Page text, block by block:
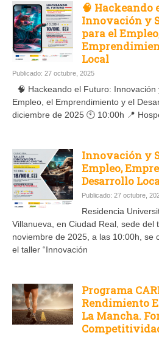
🧠 Hackeando
Innovación y
para el
Local
Publicado: 27 octubre, 2025
🧠 Hackeando el Futuro:
Empleo, el Emprendimiento y el
diciembre de 2025 🕙 10:00h 📍
Innovación y
Empleo,
Desarrollo
Publicado: 27 octubre,
Residencia
Villanueva, en Ciudad Real, sede del
noviembre de 2025, a las 10:00h, se
el taller “Innovación
Programa
Rendimiento
La Mancha.